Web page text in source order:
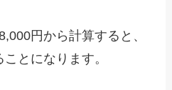
円から計算すると、
とになります。